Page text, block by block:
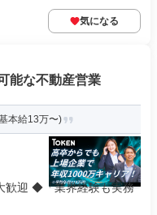
気になる
能な不動産営業
本給13万〜)
歓迎 ◆「業界経験も実務